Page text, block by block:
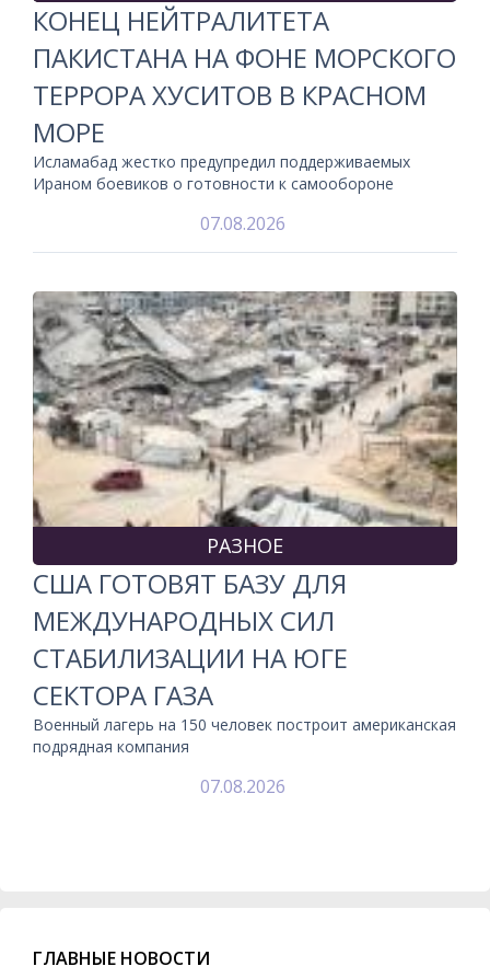
КОНЕЦ НЕЙТРАЛИТЕТА
ПАКИСТАНА НА ФОНЕ МОРСКОГО
ТЕРРОРА ХУСИТОВ В КРАСНОМ
МОРЕ
Исламабад жестко предупредил поддерживаемых
Ираном боевиков о готовности к самообороне
07.08.2026
РАЗНОЕ
США ГОТОВЯТ БАЗУ ДЛЯ
МЕЖДУНАРОДНЫХ СИЛ
СТАБИЛИЗАЦИИ НА ЮГЕ
СЕКТОРА ГАЗА
Военный лагерь на 150 человек построит американская
подрядная компания
07.08.2026
ГЛАВНЫЕ НОВОСТИ